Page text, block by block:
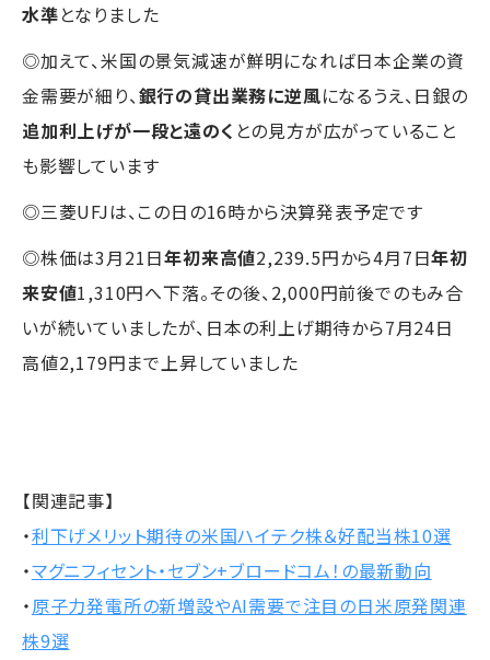
水準となりました
◎加えて、米国の景気減速が鮮明になれば日本企業の資
金需要が細り、銀行の貸出業務に逆風になるうえ、日銀の
追加利上げが一段と遠のく との見方が広がっていること
も影響しています
◎三菱UFJは、この日の16時から決算発表予定です
◎株価は3月21日年初来高値2,239.5円から4月7日年初
来安値1,310円へ下落。その後、2,000円前後でのもみ合
いが続いていましたが、日本の利上げ期待から7月24日
高値2,179円まで上昇していました
【関連記事】
・利下げメリット期待の米国ハイテク株＆好配当株10選
・マグニフィセント・セブン+ブロードコム！の最新動向
・原子力発電所の新増設やAI需要で注目の日米原発関連
株9選